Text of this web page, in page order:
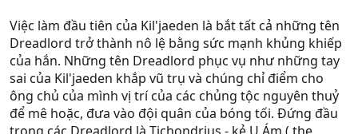
Việc làm đầu tiên của Kil'jaeden là bắt tất cả những tên
Dreadlord trở thành nô lệ bằng sức mạnh khủng khiếp
của hắn. Những tên Dreadlord phục vụ như những tay
sai của Kil'jaeden khắp vũ trụ và chúng chỉ điểm cho
ông chủ của mình vị trí của các chủng tộc nguyên thuỷ
để mê hoặc, đưa vào đội quân của bóng tối. Đứng đầu